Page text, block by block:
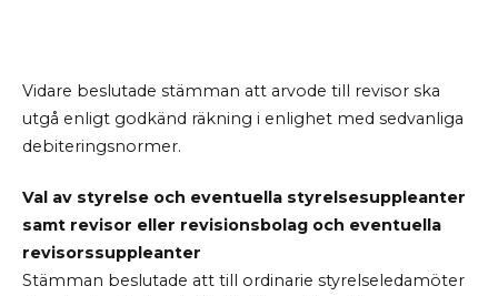
Vidare beslutade stämman att arvode till revisor ska
utgå enligt godkänd räkning i enlighet med sedvanliga
debiteringsnormer.
Val av styrelse och eventuella styrelsesuppleanter
samt revisor eller revisionsbolag och eventuella
revisorssuppleanter
Stämman beslutade att till ordinarie styrelseledamöter